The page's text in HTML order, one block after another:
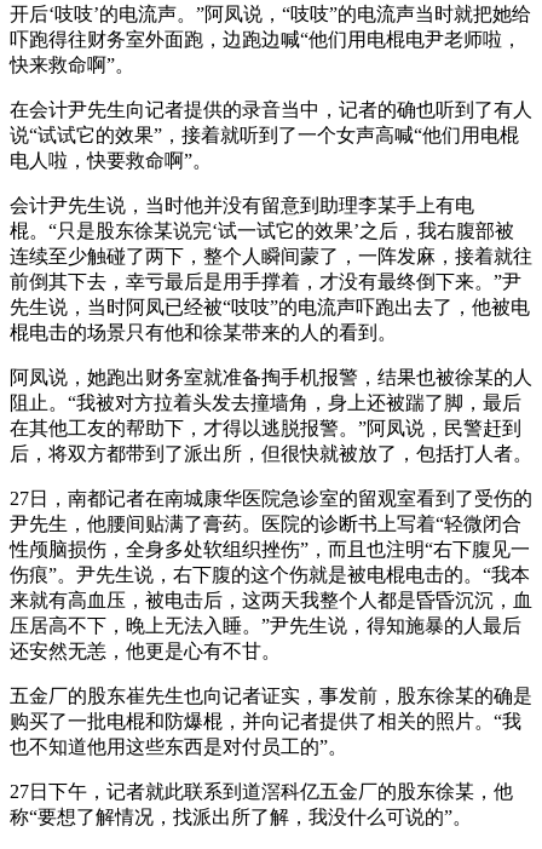
开后‘吱吱’的电流声。”阿凤说，“吱吱”的电流声当时就把她给
吓跑得往财务室外面跑，边跑边喊“他们用电棍电尹老师啦，
快来救命啊”。
在会计尹先生向记者提供的录音当中，记者的确也听到了有人
说“试试它的效果”，接着就听到了一个女声高喊“他们用电棍
电人啦，快要救命啊”。
会计尹先生说，当时他并没有留意到助理李某手上有电
棍。“只是股东徐某说完‘试一试它的效果’之后，我右腹部被
连续至少触碰了两下，整个人瞬间蒙了，一阵发麻，接着就往
前倒其下去，幸亏最后是用手撑着，才没有最终倒下来。”尹
先生说，当时阿凤已经被“吱吱”的电流声吓跑出去了，他被电
棍电击的场景只有他和徐某带来的人的看到。
阿凤说，她跑出财务室就准备掏手机报警，结果也被徐某的人
阻止。“我被对方拉着头发去撞墙角，身上还被踹了脚，最后
在其他工友的帮助下，才得以逃脱报警。”阿凤说，民警赶到
后，将双方都带到了派出所，但很快就被放了，包括打人者。
27日，南都记者在南城康华医院急诊室的留观室看到了受伤的
尹先生，他腰间贴满了膏药。医院的诊断书上写着“轻微闭合
性颅脑损伤，全身多处软组织挫伤”，而且也注明“右下腹见一
伤痕”。尹先生说，右下腹的这个伤就是被电棍电击的。“我本
来就有高血压，被电击后，这两天我整个人都是昏昏沉沉，血
压居高不下，晚上无法入睡。”尹先生说，得知施暴的人最后
还安然无恙，他更是心有不甘。
五金厂的股东崔先生也向记者证实，事发前，股东徐某的确是
购买了一批电棍和防爆棍，并向记者提供了相关的照片。“我
也不知道他用这些东西是对付员工的”。
27日下午，记者就此联系到道滘科亿五金厂的股东徐某，他
称“要想了解情况，找派出所了解，我没什么可说的”。